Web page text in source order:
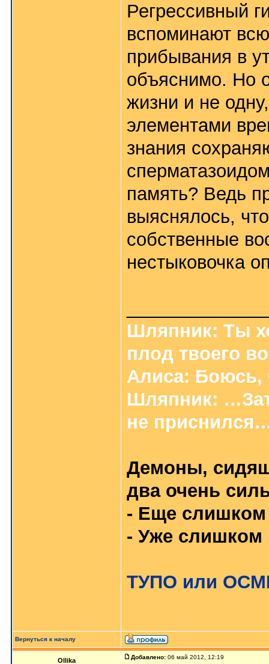
Регрессивный
вспоминают
прибывания в
объяснимо. Но
жизни и не
элементами
знания
память? Ведь
выяснялось,
собственные
нестыковочка
Шляпник: Ты
плод твоего
Алиса: Боюсь,
Шляпник:
не
Демоны,
два очень
- Еще слишком
- Уже слишком
ТУПО или
Вернуться к началу
Ollika Добавлено: 06 май 2012, 12:19